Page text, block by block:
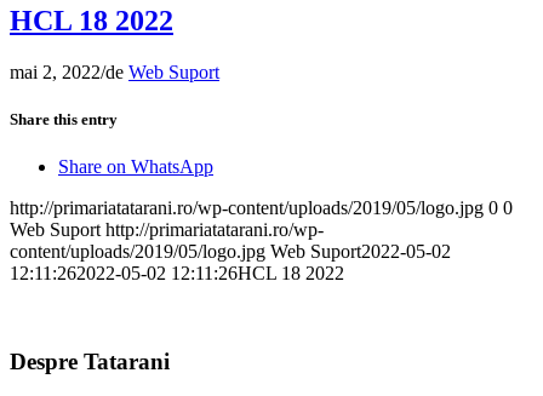
HCL 18 2022
mai 2, 2022/de Web Suport
Share this entry
Share on WhatsApp
http://primariatatarani.ro/wp-content/uploads/2019/05/logo.jpg 0 0
Web Suport http://primariatatarani.ro/wp-
content/uploads/2019/05/logo.jpg Web Suport2022-05-02
12:11:262022-05-02 12:11:26HCL 18 2022
Despre Tatarani